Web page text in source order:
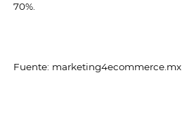
70%.
Fuente: marketing4ecommerce.mx